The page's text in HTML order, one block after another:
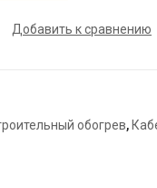
Добавить к сравнению
обогрев,